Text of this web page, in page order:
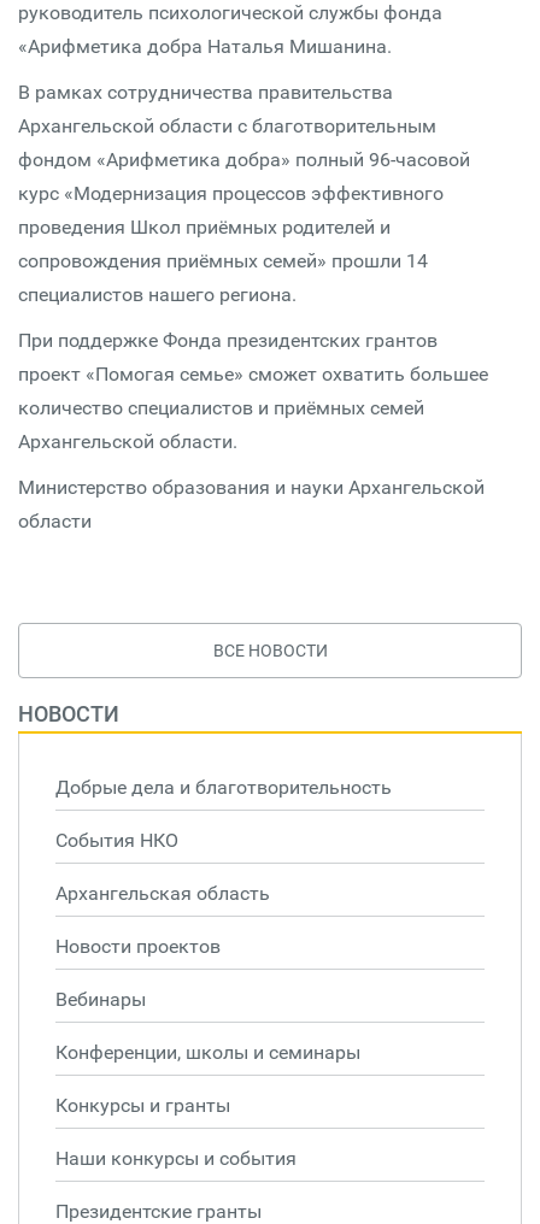
руководитель психологической службы фонда
«Арифметика добра Наталья Мишанина.
В рамках сотрудничества правительства
Архангельской области с благотворительным
фондом «Арифметика добра» полный 96-часовой
курс «Модернизация процессов эффективного
проведения Школ приёмных родителей и
сопровождения приёмных семей» прошли 14
специалистов нашего региона.
При поддержке Фонда президентских грантов
проект «Помогая семье» сможет охватить большее
количество специалистов и приёмных семей
Архангельской области.
Министерство образования и науки Архангельской
области
ВСЕ НОВОСТИ
НОВОСТИ
Добрые дела и благотворительность
События НКО
Архангельская область
Новости проектов
Вебинары
Конференции, школы и семинары
Конкурсы и гранты
Наши конкурсы и события
Президентские гранты